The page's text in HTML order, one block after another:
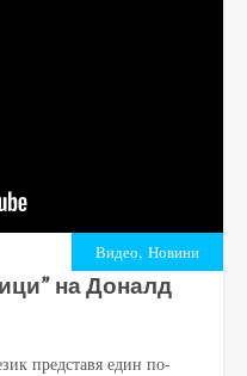
Видео, Новини
на Доналд
представя един по-